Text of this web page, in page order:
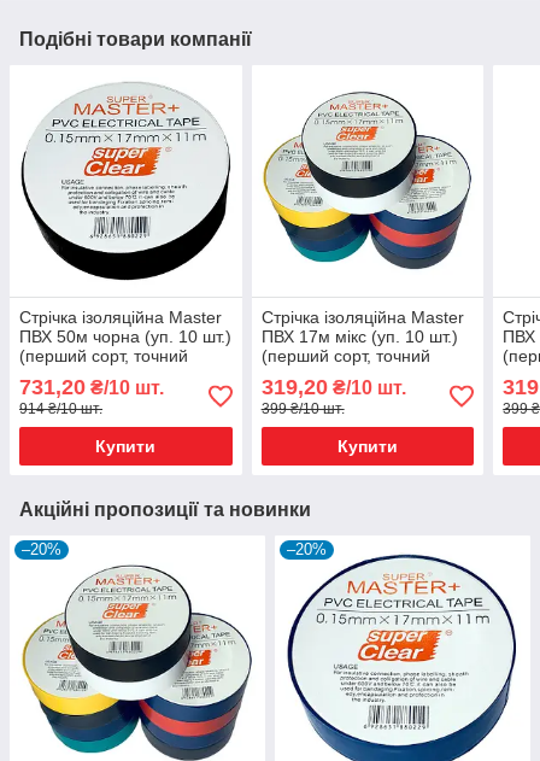
Подібні товари компанії
Стрічка ізоляційна Master
ПВХ 50м чорна (уп. 10 шт.)
(перший сорт, точний
метраж)
731,20 ₴/10 шт.
914 ₴/10 шт.
Купити
Стрічка ізоляційна Master
ПВХ 17м мікс (уп. 10 шт.)
(перший сорт, точний
метраж)
319,20₴/10 шт.
399 ₴/10 шт.
Купити
ПВХ
399
Акційні пропозиції та новинки
–20% –20%